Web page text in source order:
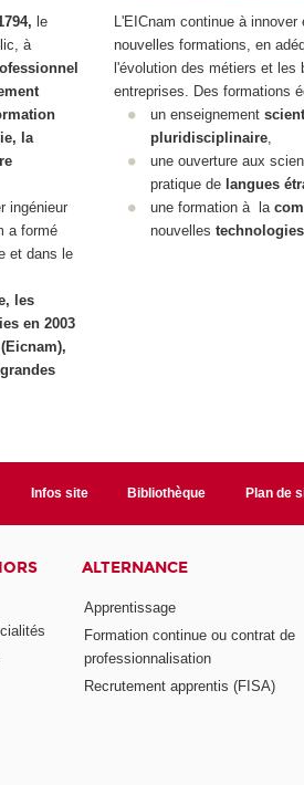
le
à
la
ingénieur
a formé
et dans le
les
en 2003
L'EICnam continue à
nouvelles formations, en
l'évolution des métiers et les
entreprises. Des formations
un enseignement
pluridisciplinaire,
une ouverture aux
pratique de langues
une formation à la
nouvelles
Infos site Bibliothèque Plan de
ALTERNANCE
Apprentissage
Formation continue ou contrat de
professionnalisation
Recrutement apprentis (FISA)